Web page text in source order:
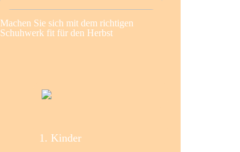
Machen Sie sich mit dem richtigen
Schuhwerk fit für den Herbst
Kinder